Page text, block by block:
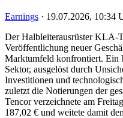
Earnings · 19.07.2026, 10:34
Der Halbleiterausrüster KLA-
Veröffentlichung neuer
Marktumfeld konfrontiert. Ein
Sektor, ausgelöst durch
Investitionen und
zuletzt die Notierungen der
Tencor verzeichnete am
187,02 € und weitete damit